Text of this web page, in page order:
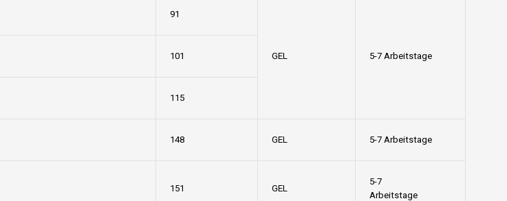
91
GEL 5-7 Arbeitstage
101
115
148 GEL 5-7 Arbeitstage
151 GEL
5-7
Arbeitstage